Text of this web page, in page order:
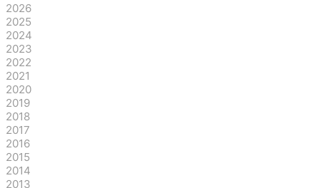
2026
2025
2024
2023
2022
2021
2020
2019
2018
2017
2016
2015
2014
2013